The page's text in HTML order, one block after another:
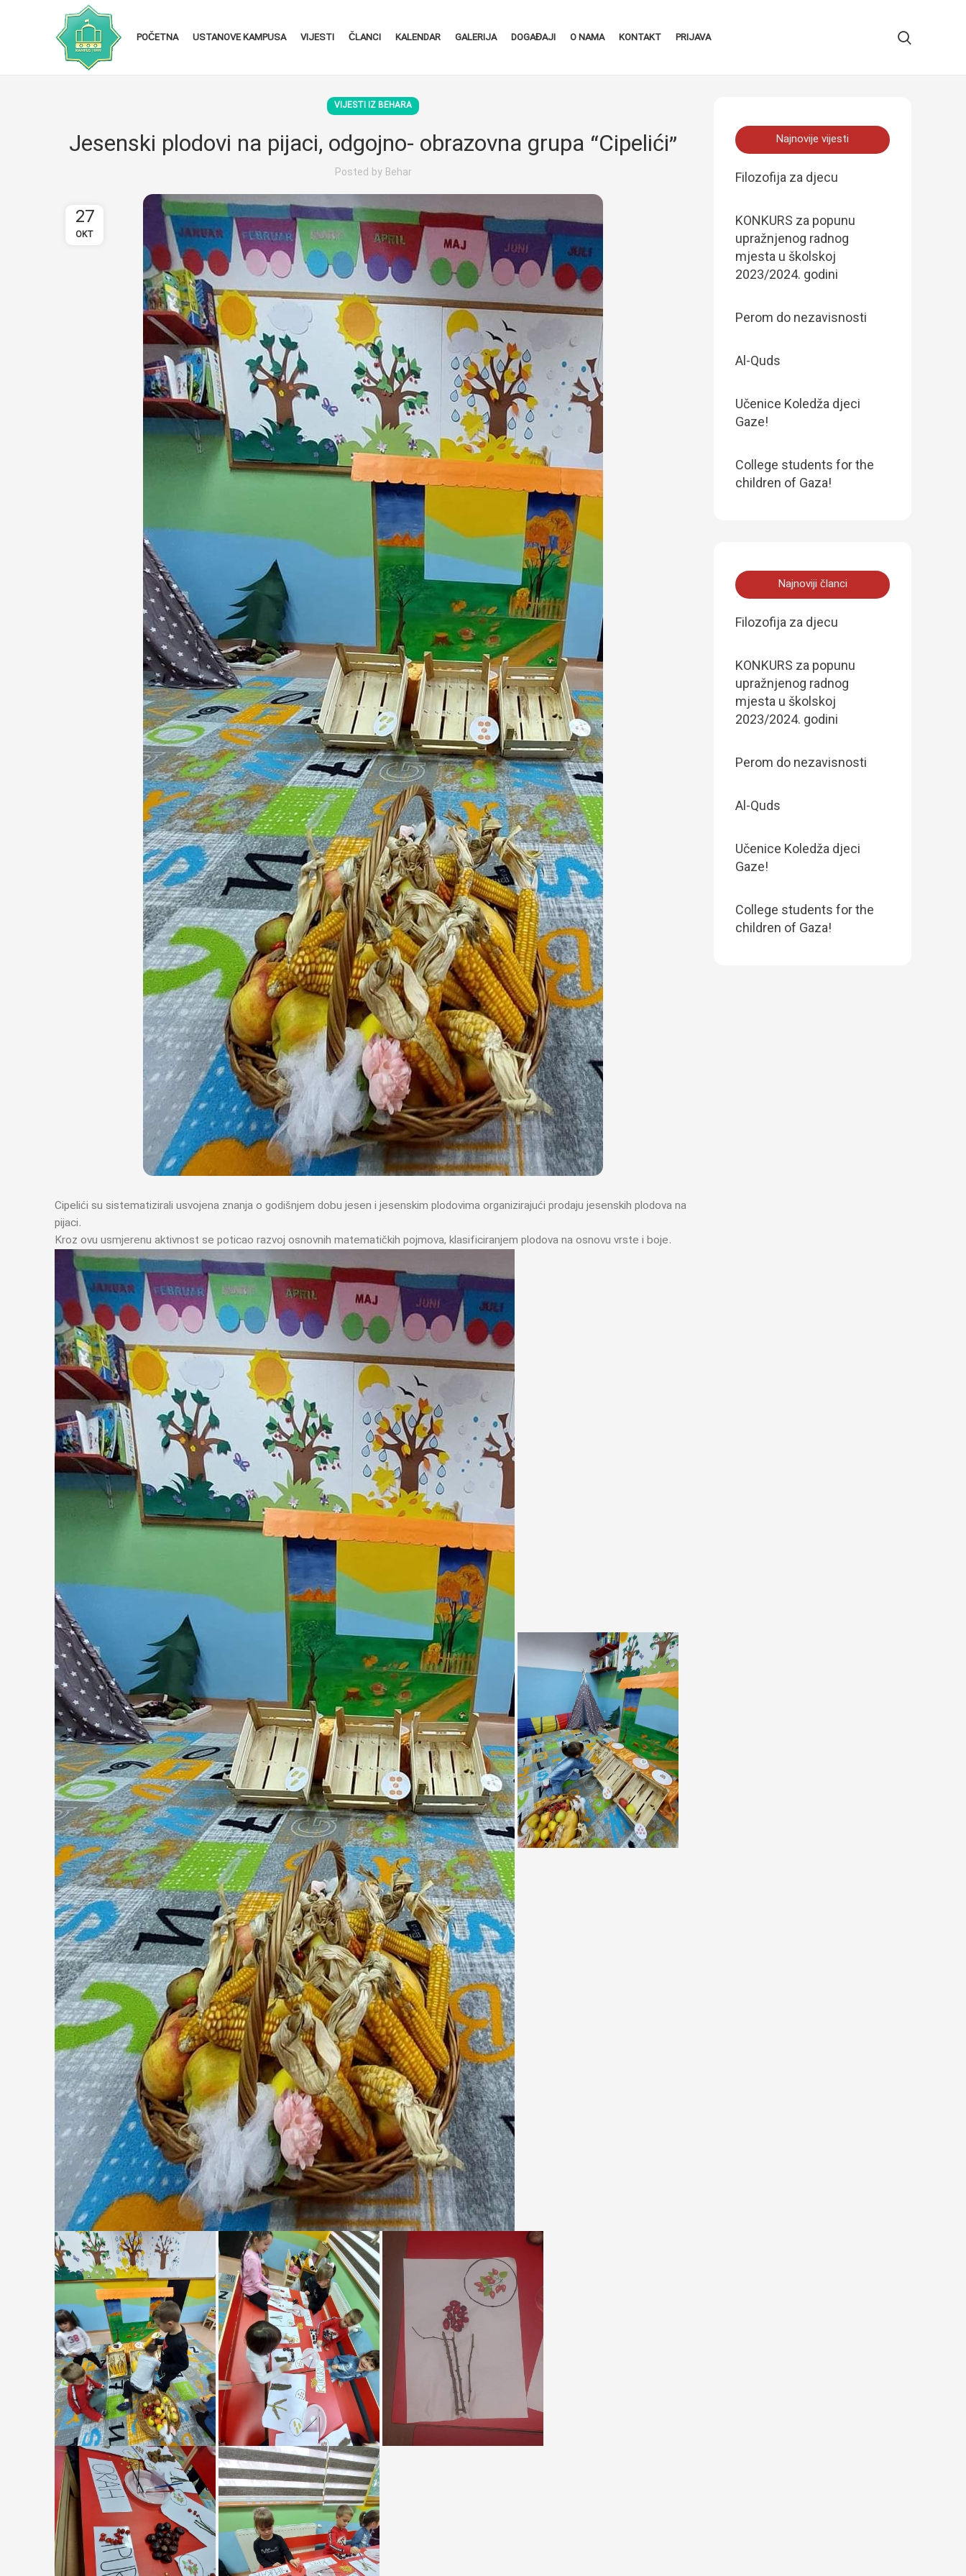
POČETNA USTANOVE KAMPUSA VIJESTI ČLANCI KALENDAR GALERIJA DOGAĐAJI O NAMA KONTAKT PRIJAVA
VIJESTI IZ BEHARA
Jesenski plodovi na pijaci, odgojno- obrazovna grupa “Cipelići”
Posted by Behar
27
OKT
Cipelići su sistematizirali usvojena znanja o godišnjem dobu jesen i jesenskim plodovima organizirajući prodaju jesenskih plodova na
pijaci.
Kroz ovu usmjerenu aktivnost se poticao razvoj osnovnih matematičkih pojmova, klasificiranjem plodova na osnovu vrste i boje.
Najnovije vijesti
Filozofija za djecu
KONKURS za popunu
upražnjenog radnog
mjesta u školskoj
2023/2024. godini
Perom do nezavisnosti
Al-Quds
Učenice Koledža djeci
Gaze!
College students for the
children of Gaza!
Najnoviji članci
Filozofija za djecu
KONKURS za popunu
upražnjenog radnog
mjesta u školskoj
2023/2024. godini
Perom do nezavisnosti
Al-Quds
Učenice Koledža djeci
Gaze!
College students for the
children of Gaza!